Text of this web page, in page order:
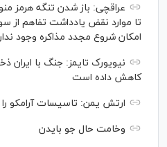
عراقچی: باز شدن تنگه هرمز
تا موارد نقض یادداشت تفاهم از
امکان شروع مجدد مذاکره وجود
نیویورک تایمز: جنگ با ایران
کاهش داده است
ارتش یمن: تاسیسات آرامکو را
وخامت حال جو بایدن